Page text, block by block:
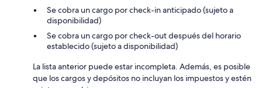
Se cobra un cargo por check-in anticipado (sujeto a
disponibilidad)
Se cobra un cargo por check-out después del horario
establecido (sujeto a disponibilidad)
La lista anterior puede estar incompleta. Además, es posible
que los cargos y depósitos no incluyan los impuestos y estén